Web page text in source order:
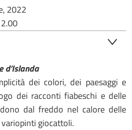
2022
d’Islanda
dei colori, dei paesaggi e
dei racconti fiabeschi e delle
dal freddo nel calore delle
giocattoli.